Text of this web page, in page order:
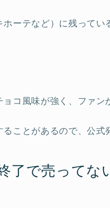
ーテなど）に残ってい
コ風味が強く、ファン
ことがあるので、公式
了で売ってな